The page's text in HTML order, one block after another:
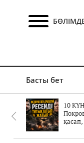
Басты бет
10
қасап,